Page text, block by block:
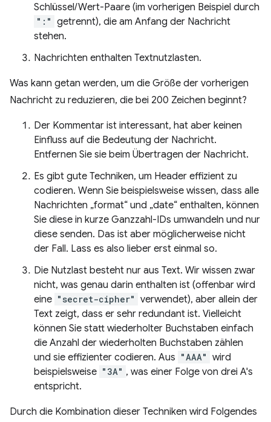
Schlüssel/Wert-Paare (im vorherigen Beispiel durch
":" getrennt), die am Anfang der Nachricht
stehen.
Nachrichten enthalten Textnutzlasten.
Was kann getan werden, um die Größe der vorherigen
Nachricht zu reduzieren, die bei 200 Zeichen beginnt?
Der Kommentar ist interessant, hat aber keinen
Einfluss auf die Bedeutung der Nachricht.
Entfernen Sie sie beim Übertragen der Nachricht.
Es gibt gute Techniken, um Header effizient zu
codieren. Wenn Sie beispielsweise wissen, dass alle
Nachrichten „format“ und „date“ enthalten, können
Sie diese in kurze Ganzzahl-IDs umwandeln und nur
diese senden. Das ist aber möglicherweise nicht
der Fall. Lass es also lieber erst einmal so.
Die Nutzlast besteht nur aus Text. Wir wissen zwar
nicht, was genau darin enthalten ist (offenbar wird
eine "secret-cipher" verwendet), aber allein der
Text zeigt, dass er sehr redundant ist. Vielleicht
können Sie statt wiederholter Buchstaben einfach
die Anzahl der wiederholten Buchstaben zählen
und sie effizienter codieren. Aus "AAA" wird
beispielsweise "3A" , was einer Folge von drei A's
entspricht.
Durch die Kombination dieser Techniken wird Folgendes